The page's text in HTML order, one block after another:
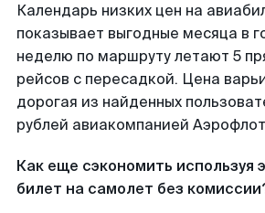
Календарь низких цен на
показывает выгодные месяца в
неделю по маршруту летают 5
рейсов с пересадкой. Цена
дорогая из найденных
рублей авиакомпанией
Как еще сэкономить используя
билет на самолет без